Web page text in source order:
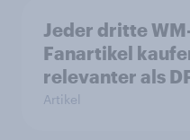
Jeder dritte
Fanartikel
relevanter als
Artikel